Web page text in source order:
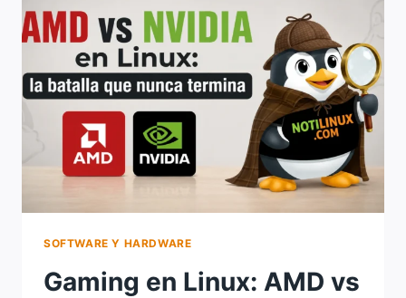
SOFTWARE Y HARDWARE
Gaming en Linux: AMD vs